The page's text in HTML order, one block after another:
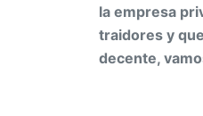
la empresa
traidores y
decente,